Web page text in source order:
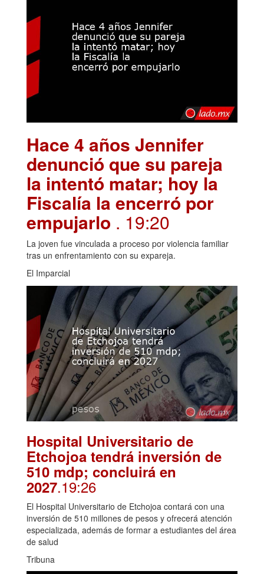
Hace 4 años Jennifer
denunció que su pareja
la intentó matar; hoy la
Fiscalía la encerró por
empujarlo . 19:20
La joven fue vinculada a proceso por violencia familiar
tras un enfrentamiento con su expareja.
El Imparcial
Hospital Universitario de
Etchojoa tendrá inversión de
510 mdp; concluirá en
2027.19:26
El Hospital Universitario de Etchojoa contará con una
inversión de 510 millones de pesos y ofrecerá atención
especializada, además de formar a estudiantes del área
de salud
Tribuna